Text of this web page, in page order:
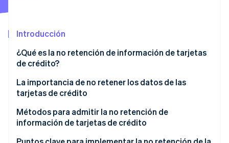
Descubre cómo Stripe construye la infraestructura
Mirar ahora
Socios
Introducción
¿Qué es la no retención de información de tarjetas
de crédito?
Condiciones para lograr la no retención
La importancia de no retener los datos de las
tarjetas de crédito
Métodos para admitir la no retención de
información de tarjetas de crédito